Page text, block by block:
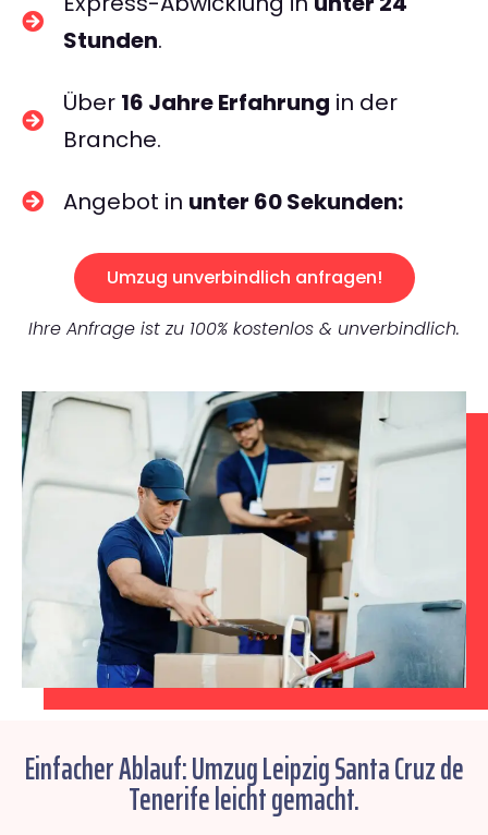
Stunden.
Über 16 Jahre Erfahrung in der
Branche.
Angebot in unter 60 Sekunden:
Umzug unverbindlich anfragen!
Ihre Anfrage ist zu 100% kostenlos & unverbindlich.
Einfacher Ablauf: Umzug Leipzig Santa Cruz de
Tenerife leicht gemacht.